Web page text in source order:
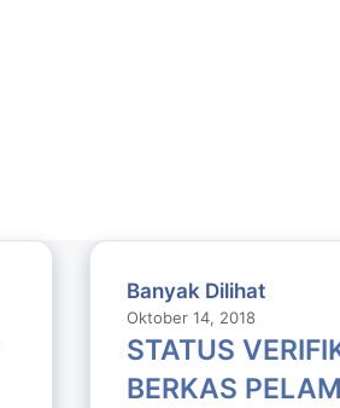
Banyak Dilihat
Oktober 14, 2018
STATUS
BERKAS